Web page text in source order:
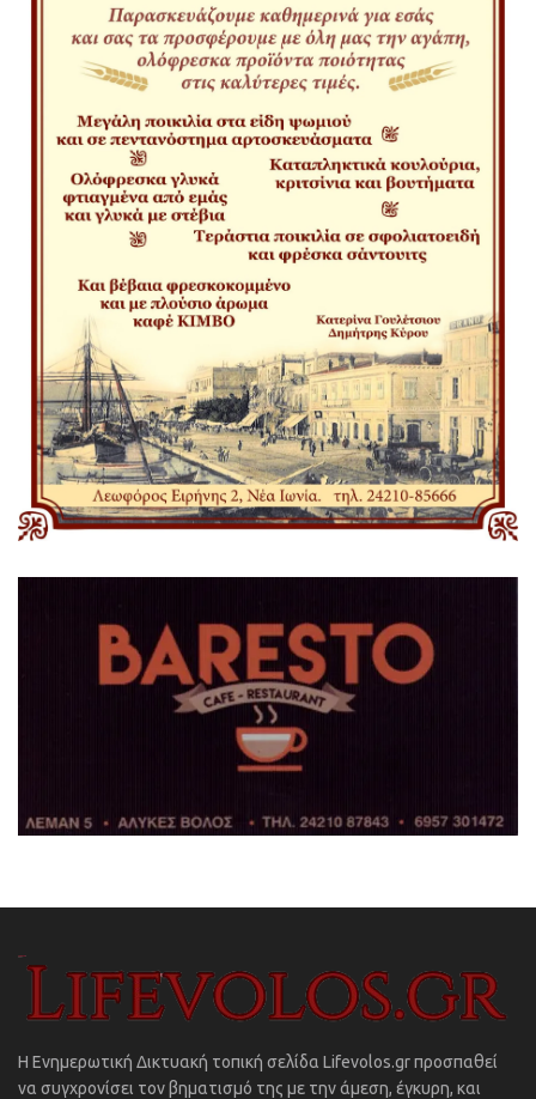
Η Ενημερωτική Δικτυακή τοπική σελίδα Lifevolos.gr προσπαθεί
να συγχρονίσει τον βηματισμό της με την άμεση, έγκυρη, και